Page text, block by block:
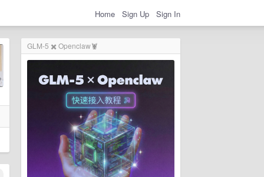
Home Sign Up Sign In
GLM-5 ✖️ Openclaw🦞